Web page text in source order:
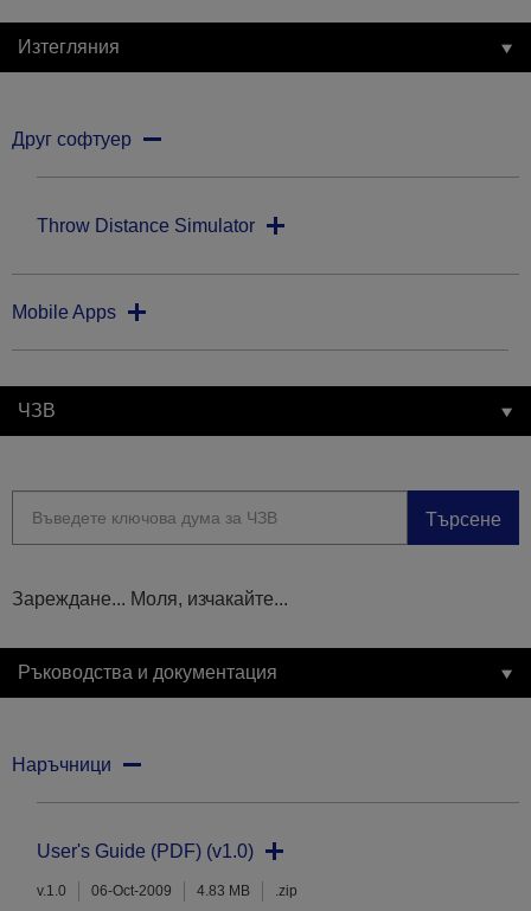
Изтегляния
Друг софтуер
Throw Distance Simulator
Mobile Apps
ЧЗВ
Търсене
Зареждане... Моля, изчакайте...
Ръководства и документация
Наръчници
User's Guide (PDF) (v1.0)
v.1.0 06-Oct-2009 4.83 MB .zip